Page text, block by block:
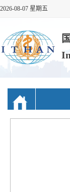
2026-08-07 星期五